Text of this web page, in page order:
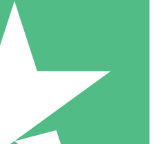
Geen maandelijkse
00